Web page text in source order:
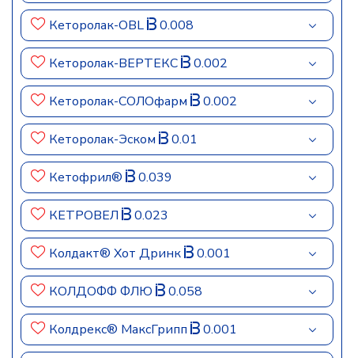
Кеторолак-OBL 0.008
Кеторолак-ВЕРТЕКС 0.002
Кеторолак-СОЛОфарм 0.002
Кеторолак-Эском 0.01
Кетофрил® 0.039
КЕТРОВЕЛ 0.023
Колдакт® Хот Дринк 0.001
КОЛДОФФ ФЛЮ 0.058
Колдрекс® МаксГрипп 0.001